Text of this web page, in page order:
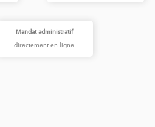
Mandat administratif
directement en ligne